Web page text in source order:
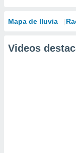
Mapa de lluvia
Videos